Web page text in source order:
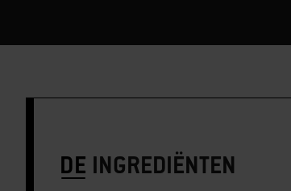
DE INGREDIËNTEN